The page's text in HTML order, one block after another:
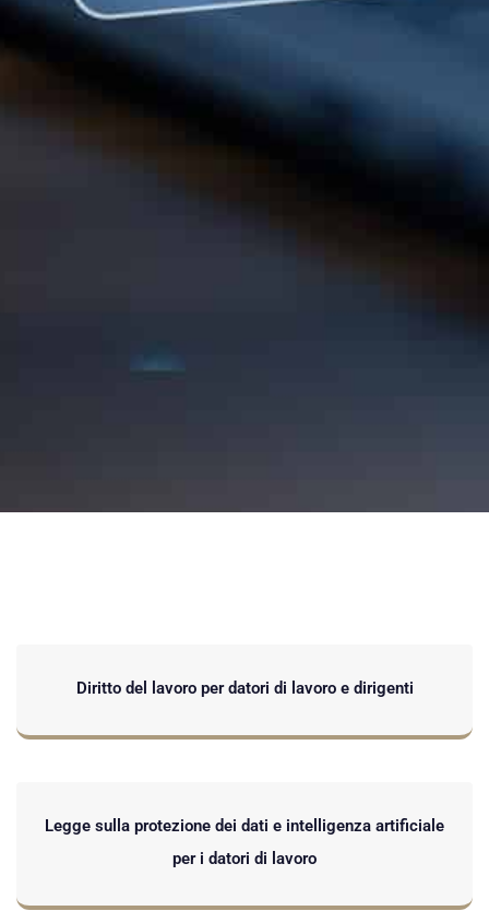
Diritto del lavoro per datori di lavoro e dirigenti
Legge sulla protezione dei dati e intelligenza artificiale
per i datori di lavoro